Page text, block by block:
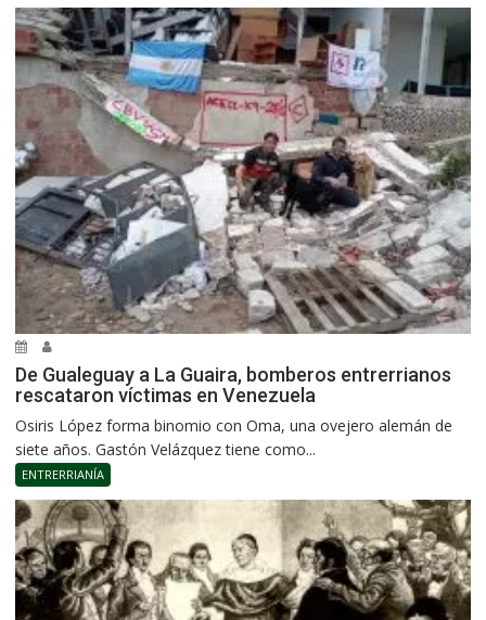
De Gualeguay a La Guaira, bomberos entrerrianos
rescataron víctimas en Venezuela
Osiris López forma binomio con Oma, una ovejero alemán de
siete años. Gastón Velázquez tiene como...
ENTRERRIANÍA